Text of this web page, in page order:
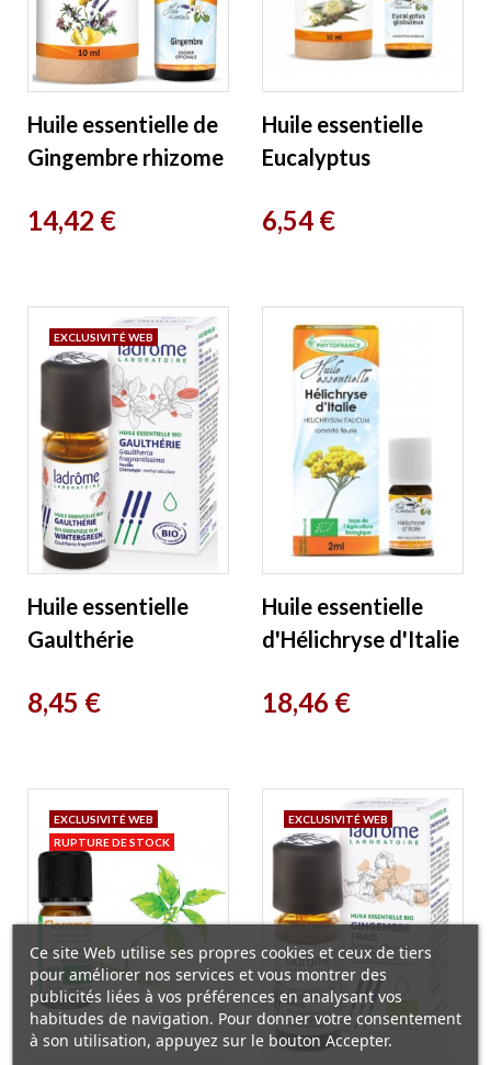
Huile essentielle de
Gingembre rhizome
Phytofrance
Prix
14,42 €
Huile essentielle
Eucalyptus
Phytofrance
Prix
6,54 €
Huile essentielle
Gaulthérie
Ladrome
Prix
8,45 €
EXCLUSIVITÉ WEB
Huile essentielle
d'Hélichryse d'Italie
2ml Phytofrance
Prix
18,46 €
EXCLUSIVITÉ WEB
RUPTURE DE STOCK
EXCLUSIVITÉ WEB
Ce site Web utilise ses propres cookies et ceux de tiers
pour améliorer nos services et vous montrer des
publicités liées à vos préférences en analysant vos
habitudes de navigation. Pour donner votre consentement
à son utilisation, appuyez sur le bouton Accepter.